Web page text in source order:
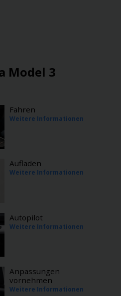
Model 3
Fahren
Weitere Informationen
Aufladen
Weitere Informationen
Autopilot
Weitere Informationen
Anpassungen
vornehmen
Weitere Informationen